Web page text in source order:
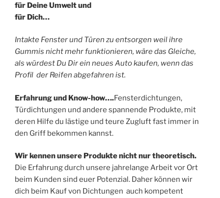
für Deine Umwelt und
für Dich…
Intakte Fenster und Türen zu entsorgen weil ihre
Gummis nicht mehr funktionieren, wäre das Gleiche,
als würdest Du Dir ein neues Auto kaufen, wenn das
Profil der Reifen abgefahren ist.
Erfahrung und Know-how….Fensterdichtungen,
Türdichtungen und andere spannende Produkte, mit
deren Hilfe du lästige und teure Zugluft fast immer in
den Griff bekommen kannst.
Wir kennen unsere Produkte nicht nur theoretisch.
Die Erfahrung durch unsere jahrelange Arbeit vor Ort
beim Kunden sind euer Potenzial. Daher können wir
dich beim Kauf von Dichtungen auch kompetent